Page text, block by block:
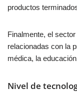
productos
Finalmente, el
relacionadas con la
médica, la
Nivel de